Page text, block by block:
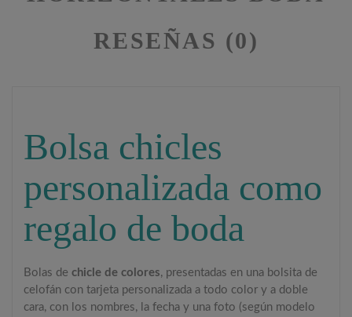
RESEÑAS (0)
Bolsa chicles
personalizada como
regalo de boda
Bolas dechicle de colores, presentadas en una bolsita de
celofán con tarjeta personalizada a todo color y a doble
cara, con los nombres, la fecha y una foto (según modelo